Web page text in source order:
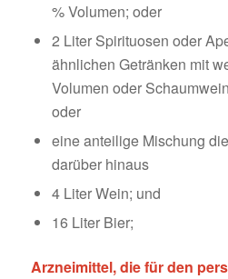
% Volumen; oder
2 Liter Spirituosen oder
ähnlichen Getränken mit
Volumen oder
oder
eine anteilige Mischung
darüber hinaus
4 Liter Wein; und
16 Liter Bier;
Arzneimittel, die für den